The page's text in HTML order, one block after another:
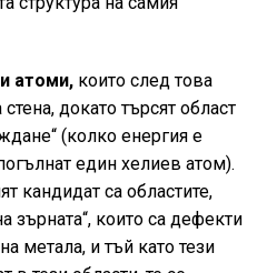
атоми,които след това
докато търсят област
(колко енергия е
един хелиев атом).
кандидат са областите,
зърната“, които са дефекти
метала, и тъй като тези